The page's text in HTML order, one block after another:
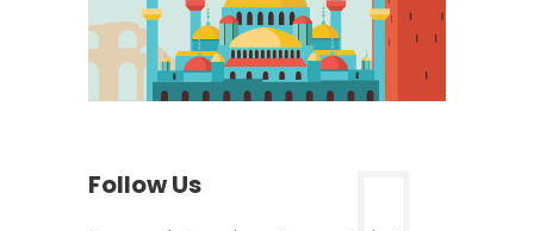
Follow Us